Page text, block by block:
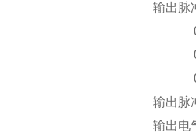
输出脉冲
0.001
0.001
0.001
输出脉冲
输出电气